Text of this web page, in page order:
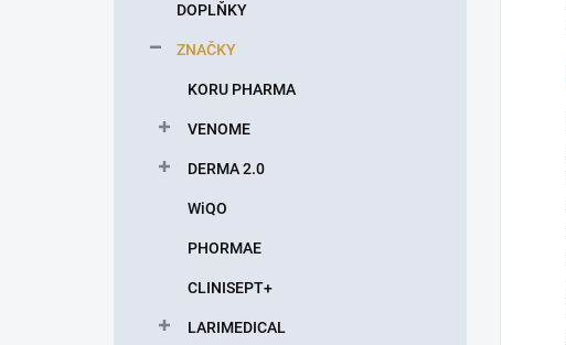
DOPLŇKY
ZNAČKY
KORU PHARMA
VENOME
DERMA 2.0
WiQO
PHORMAE
CLINISEPT+
LARIMEDICAL